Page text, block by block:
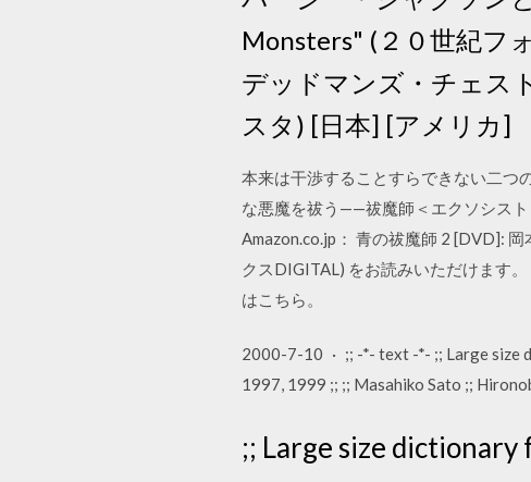
Monsters" (２０世紀フ
デッドマンズ・チェス
スタ) [日本] [アメリカ]
本来は干渉することすらできない二つ
な悪魔を祓う——祓魔師＜エクソシス
Amazon.co.jp： 青の祓魔師 2 [DVD]:
クスDIGITAL) をお読みいただけます
はこちら。
2000-7-10 · ;; -*- text -*- ;; Large size
1997, 1999 ;; ;; Masahiko Sato ;;
;; Large size dictionary